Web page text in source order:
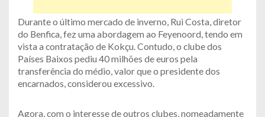
Durante o último mercado de inverno, Rui Costa, diretor
do Benfica, fez uma abordagem ao Feyenoord, tendo em
vista a contratação de Kokçu. Contudo, o clube dos
Países Baixos pediu 40 milhões de euros pela
transferência do médio, valor que o presidente dos
encarnados, considerou excessivo.
Agora, com o interesse de outros clubes, nomeadamente